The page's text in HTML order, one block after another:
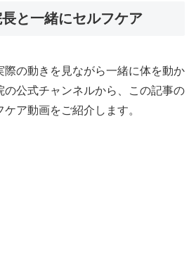
と一緒にセルフケア
際の動きを見ながら一緒に体を動か
の公式チャンネルから、この記事の
ア動画をご紹介します。